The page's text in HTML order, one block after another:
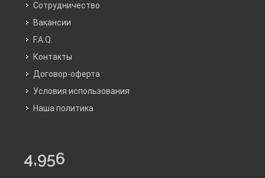
Сотрудничество
Вакансии
F.A.Q.
Контакты
Договор-оферта
Условия использования
Наша политика
4,956